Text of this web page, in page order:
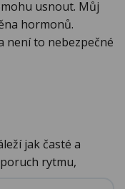
usnout. Můj
hormonů.
není to nebezpečné
jak časté a
rytmu,